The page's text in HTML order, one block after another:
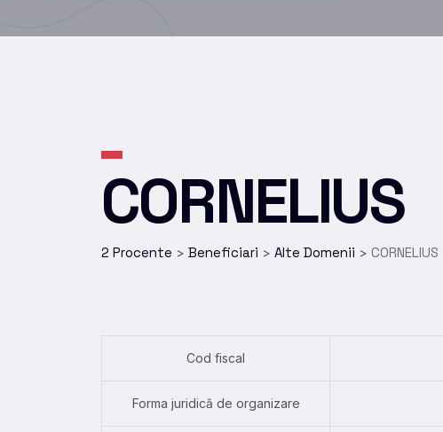
CORNELIUS
2 Procente > Beneficiari > Alte Domenii > CORNELIUS
Cod fiscal
Forma juridică de organizare